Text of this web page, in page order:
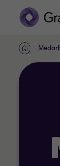
HJEM